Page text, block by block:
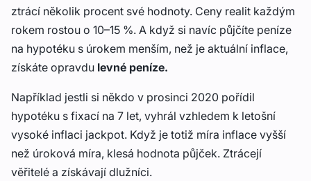
ztrácí několik procent své hodnoty. Ceny realit každým
rokem rostou o 10–15 %. A když si navíc půjčíte peníze
na hypotéku s úrokem menším, než je aktuální inflace,
získáte opravdu levné peníze.
Například jestli si někdo v prosinci 2020 pořídil
hypotéku s fixací na 7 let, vyhrál vzhledem k letošní
vysoké inflaci jackpot. Když je totiž míra inflace vyšší
než úroková míra, klesá hodnota půjček. Ztrácejí
věřitelé a získávají dlužníci.